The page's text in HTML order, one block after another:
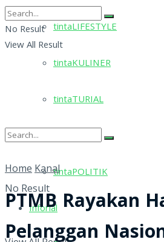
tintaLIFESTYLE
tintaKULINER
tintaTURIAL
tintaPOLITIK
Inforial
No Result
View All Result
No Result
Home Kanal
PTMB Rayakan
Pelanggan